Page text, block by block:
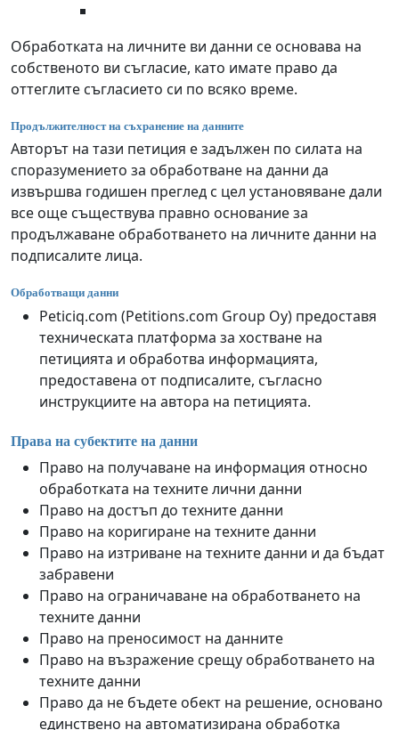
Обработката на личните ви данни се основава на
собственото ви съгласие, като имате право да
оттеглите съгласието си по всяко време.
Продължителност на съхранение на данните
Авторът на тази петиция е задължен по силата на
споразумението за обработване на данни да
извършва годишен преглед с цел установяване дали
все още съществува правно основание за
продължаване обработването на личните данни на
подписалите лица.
Обработващи данни
Peticiq.com (Petitions.com Group Oy) предоставя
техническата платформа за хостване на
петицията и обработва информацията,
предоставена от подписалите, съгласно
инструкциите на автора на петицията.
Права на субектите на данни
Право на получаване на информация относно
обработката на техните лични данни
Право на достъп до техните данни
Право на коригиране на техните данни
Право на изтриване на техните данни и да бъдат
забравени
Право на ограничаване на обработването на
техните данни
Право на преносимост на данните
Право на възражение срещу обработването на
техните данни
Право да не бъдете обект на решение, основано
единствено на автоматизирана обработка